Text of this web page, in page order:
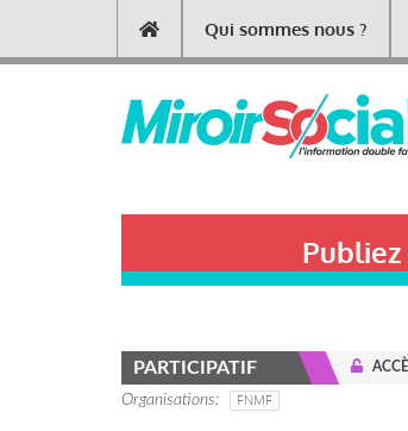
contenu
Main
navigation
Qui sommes nous ?
Publiez
PARTICIPATIF
Organisations FNMF